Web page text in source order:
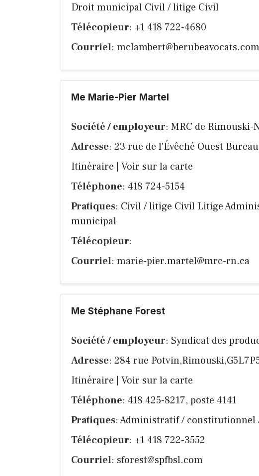
Droit municipal Civil / litige Civil
Télécopieur: +1 418 722-4680
Courriel: mclambert@berubeavocats.com
Me Marie-Pier Martel
Société / employeur: MRC de Rimouski-
Adresse: 23 rue de l'Évêché Ouest
Itinéraire
Voir sur la carte
Téléphone: 418 724-5154
Pratiques: Civil / litige Civil Litige
municipal
Télécopieur:
Courriel: marie-pier.martel@mrc-rn.ca
Me Stéphane Forest
Société / employeur: Syndicat des
Adresse: 284 rue
Itinéraire
Voir sur la carte
Téléphone: 418 425-8217, poste 4141
Pratiques: Administratif /
Télécopieur: +1 418 722-3552
Courriel: sforest@spfbsl.com